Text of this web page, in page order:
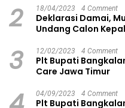
2 18/04/2023 4 Comment
Deklarasi Damai,
Undang Calon
3 12/02/2023 4 Comment
Plt Bupati
Care Jawa Timur
04/09/2023 4 Comment
Plt Bupati